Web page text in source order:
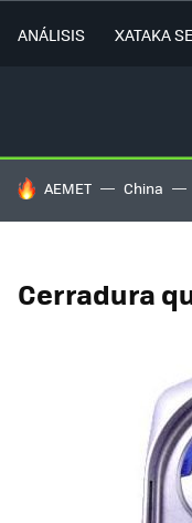
ANÁLISIS XATAKA
HOY SE HABLA DE
AEMET China
Cerradura